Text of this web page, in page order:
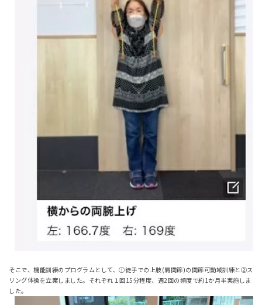
そこで、機能訓練のプログラムとして、①徒手での上肢(肩関節)の関節可動域訓練と②ス
リング体操を立案しました。それぞれ１回15分程度、週2回の頻度で約1か月半実施しま
した。